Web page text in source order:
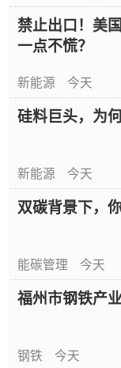
禁止出口！美
一点不慌？
新能源 今天
硅料巨头，为
新能源 今天
双碳背景下，
能碳管理 今天
福州市钢铁产
钢铁 今天